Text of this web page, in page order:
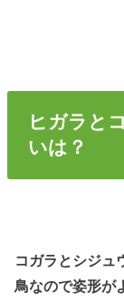
ヒガラと
いは？
コガラとシジュ
鳥なので姿形が